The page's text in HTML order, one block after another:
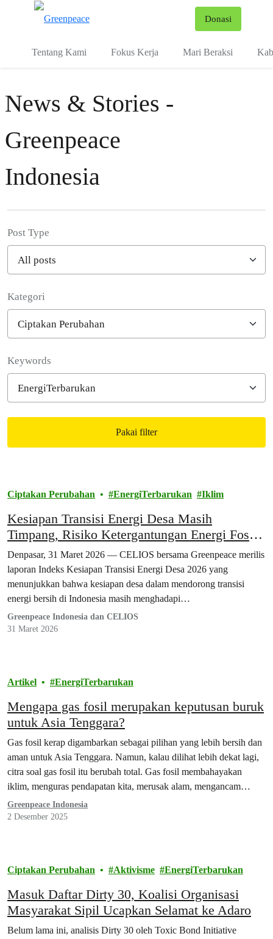
Donasi
Tentang Kami Fokus Kerja Mari Beraksi
News & Stories -
Greenpeace
Indonesia
Post Type
Kategori
Keywords
Pakai filter
Ciptakan Perubahan EnergiTerbarukan Iklim
Kesiapan Transisi Energi Desa Masih
Timpang, Risiko Ketergantungan Energi Fosil
Berlanjut
Denpasar, 31 Maret 2026 — CELIOS bersama Greenpeace merilis
laporan Indeks Kesiapan Transisi Energi Desa 2026 yang
menunjukkan bahwa kesiapan desa dalam mendorong transisi
energi bersih di Indonesia masih menghadapi…
Greenpeace Indonesia dan CELIOS
31 Maret 2026
Artikel EnergiTerbarukan
Mengapa gas fosil merupakan keputusan buruk
untuk Asia Tenggara?
Gas fosil kerap digambarkan sebagai pilihan yang lebih bersih dan
aman untuk Asia Tenggara. Namun, kalau dilihat lebih dekat lagi,
citra soal gas fosil itu berubah total. Gas fosil membahayakan
iklim, menguras pendapatan kita, merusak alam, mengancam
kesehatan, dan membuat masyarakat dalam bahaya. Risikonya
bukan cuma satu dua, tapi di seluruh rantai pasok — mulai…
Greenpeace Indonesia
2 Desember 2025
Ciptakan Perubahan Aktivisme EnergiTerbarukan
Masuk Daftar Dirty 30, Koalisi Organisasi
Masyarakat Sipil Ucapkan Selamat ke Adaro
Belum lama ini, analisis Dirty 30 oleh Toxic Bond Initiative